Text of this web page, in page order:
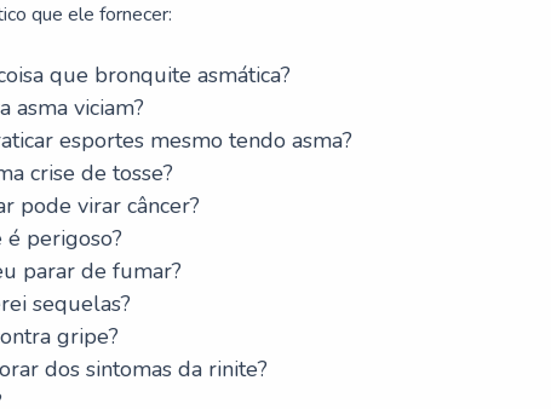
que ele fornecer:
que bronquite asmática?
asma viciam?
esportes mesmo tendo asma?
crise de tosse?
pode virar câncer?
é perigoso?
parar de fumar?
sequelas?
gripe?
dos sintomas da rinite?